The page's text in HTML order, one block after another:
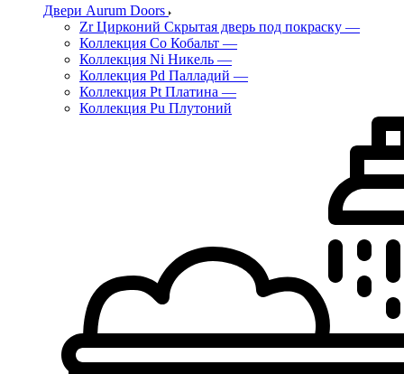
Двери Aurum Doors
Zr Цирконий Скрытая дверь под покраску —
Коллекция Co Кобальт —
Коллекция Ni Никель —
Коллекция Pd Палладий —
Коллекция Pt Платина —
Коллекция Pu Плутоний